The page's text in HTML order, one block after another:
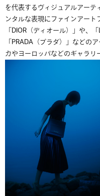
を代表するヴィジュアルアー
ンタルな表現にファインアート
「DIOR（ディオール）」や、
「PRADA（プラダ）」などの
カやヨーロッパなどのギャラリ